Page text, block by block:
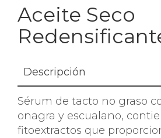
Aceite Seco
Descripción
Sérum de tacto no graso
onagra y escualano,
fitoextractos que